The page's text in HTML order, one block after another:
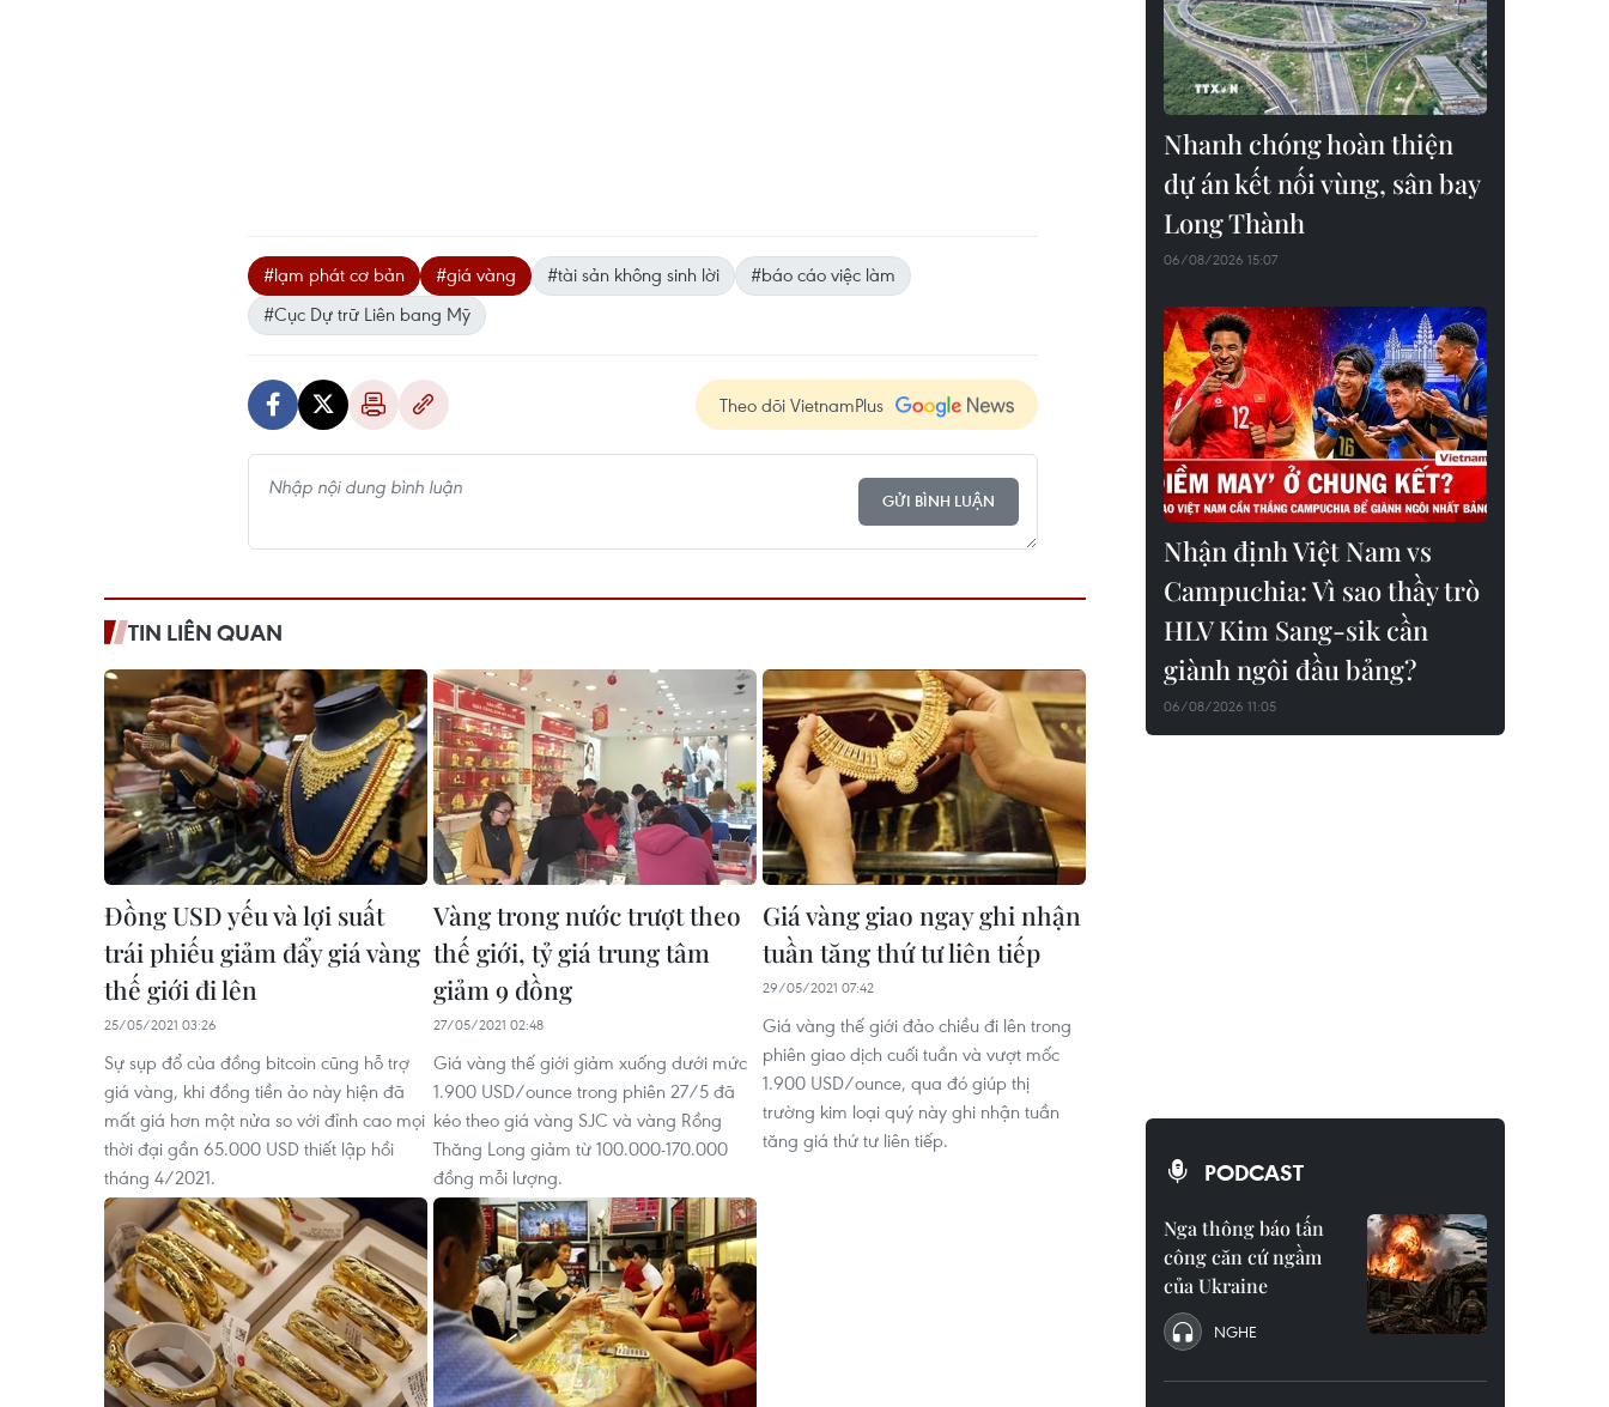
#lạm phát cơ bản #giá vàng #tài sản không sinh lời
#báo cáo việc làm
#Cục Dự trữ Liên bang Mỹ
Theo dõi VietnamPlus
GỬI BÌNH LUẬN
TIN LIÊN QUAN
Đồng USD yếu và lợi suất
trái phiếu giảm đẩy giá vàng
thế giới đi lên
25/05/2021 03:26
Sự sụp đổ của đồng bitcoin cũng hỗ trợ
giá vàng, khi đồng tiền ảo này hiện đã
mất giá hơn một nửa so với đỉnh cao mọi
thời đại gần 65.000 USD thiết lập hồi
tháng 4/2021.
Vàng trong nước trượt theo
thế giới, tỷ giá trung tâm
giảm 9 đồng
27/05/2021 02:48
Giá vàng thế giới giảm xuống dưới mức
1.900 USD/ounce trong phiên 27/5 đã
kéo theo giá vàng SJC và vàng Rồng
Thăng Long giảm từ 100.000-170.000
đồng mỗi lượng.
Giá vàng giao ngay ghi nhận
tuần tăng thứ tư liên tiếp
29/05/2021 07:42
Giá vàng thế giới đảo chiều đi lên trong
phiên giao dịch cuối tuần và vượt mốc
1.900 USD/ounce, qua đó giúp thị
trường kim loại quý này ghi nhận tuần
tăng giá thứ tư liên tiếp.
Nhanh chóng hoàn thiện
dự án kết nối vùng, sân bay
Long Thành
06/08/2026 15:07
Nhận định Việt Nam vs
Campuchia: Vì sao thầy trò
HLV Kim Sang-sik cần
giành ngôi đầu bảng?
06/08/2026 11:05
PODCAST
Nga thông báo tấn
công căn cứ ngầm
của Ukraine
NGHE